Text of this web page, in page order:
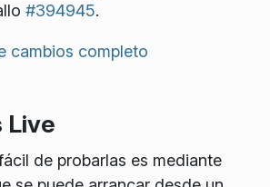
#394945.
cambios completo
Live
de probarlas es mediante